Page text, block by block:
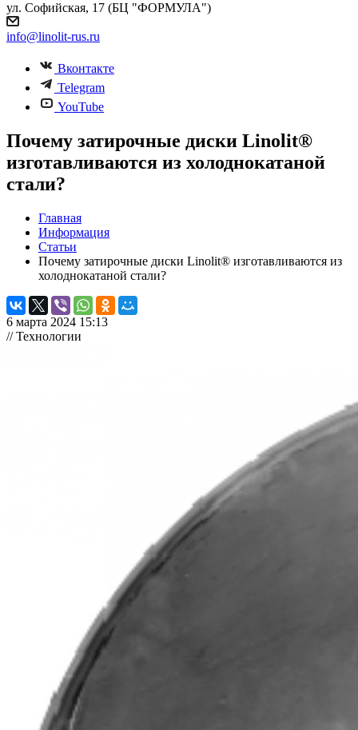
ул. Софийская, 17 (БЦ "ФОРМУЛА")
info@linolit-rus.ru
Вконтакте
Telegram
YouTube
Почему затирочные диски Linolit®
изготавливаются из холоднокатаной
стали?
Главная
Информация
Статьи
Почему затирочные диски Linolit® изготавливаются из
холоднокатаной стали?
6 марта 2024 15:13
// Технологии